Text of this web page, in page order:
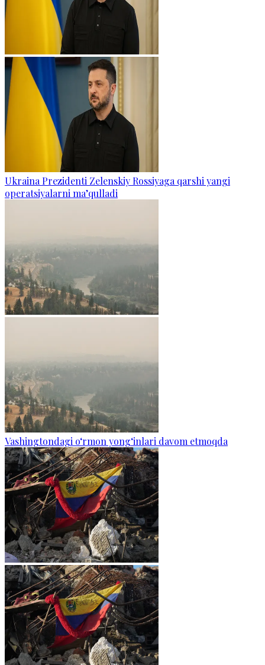
Ukraina Prezidenti Zelenskiy Rossiyaga qarshi yangi
operatsiyalarni ma’qulladi
Vashingtondagi o‘rmon yong‘inlari davom etmoqda